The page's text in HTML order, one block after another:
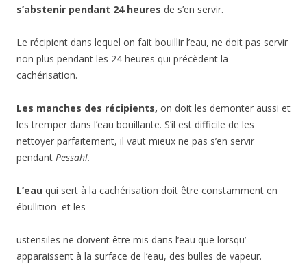
s’abstenir pendant 24 heures de s’en servir.
Le récipient dans lequel on fait bouillir l’eau, ne doit pas servir
non plus pendant les 24 heures qui précèdent la
cachérisation.
Les manches des récipients, on doit les demonter aussi et
les tremper dans l’eau bouillante. S’il est difficile de les
nettoyer parfaitement, il vaut mieux ne pas s’en servir
pendant Pessahl.
L’eau qui sert à la cachérisation doit être constamment en
ébullition et les
ustensiles ne doivent être mis dans l’eau que lorsqu’
apparaissent à la surface de l’eau, des bulles de vapeur.